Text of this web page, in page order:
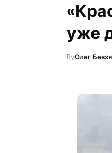
уже
ByОлег Бевзя